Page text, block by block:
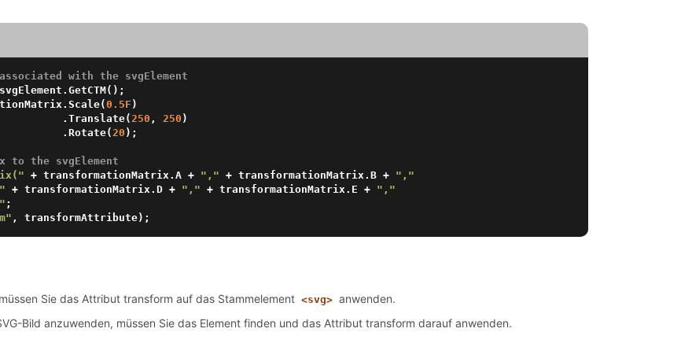
with the svgElement
0.5F )
                                               .Translate(
250 , 250 )
                                               .Rotate(
20 );
to the svgElement
+ transformationMatrix.A + "," + transformationMatrix.B + ","
+ transformationMatrix.D + "," + transformationMatrix.E + ","
;
Sie das Attribut transform auf das Stammelement <svg> anwenden.
Bild anzuwenden, müssen Sie das Element finden und das Attribut transform darauf anwenden.